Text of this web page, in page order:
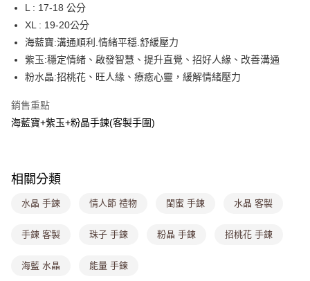
醒簡訊。
2.透過簡訊連結打開帳單後，可選擇「超商條碼／台灣大直營門市／銀行轉
帳／街口支付／iPASS MONEY」等通路繳費。
【注意事項】
用戶於交易時，得透過本服務購買商品或服務，並由商店將買賣／分期付款
2.基於同意付款使用「大哥付你分期」之契約關係目的，商店將以您的個人
資料（包含姓名、電話或地址）提供予台灣大哥大進項蒐集、處理及利用，
萊爾富取貨付款
每筆NT$8,888，滿NT$8,888(含以上)免運費
付款後萊爾富取貨
每筆NT$80，滿NT$1,000(含以上)免運費
宅配
免運費
L : 17-18 公分
XL : 19-20公分
海藍寶:溝通順利.情緒平穩.舒緩壓力
紫玉:穩定情緒、啟發智慧、提升直覺、招好人緣、改善溝通
粉水晶:招桃花、旺人緣、療癒心靈，緩解情緒壓力
銷售重點
海藍寶+紫玉+粉晶手鍊(客製手圍)
相關分類
水晶 手鍊 情人節 禮物 閨蜜 手鍊 水晶 客製
手鍊 客製 珠子 手鍊 粉晶 手鍊 招桃花 手鍊
海藍 水晶 能量 手鍊